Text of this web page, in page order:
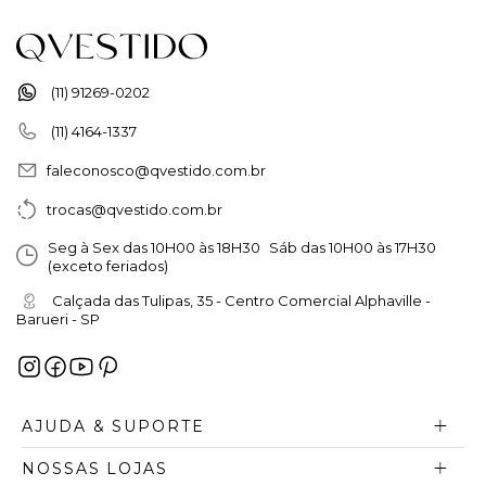
(11) 91269-0202
(11) 4164-1337
faleconosco@qvestido.com.br
trocas@qvestido.com.br
Seg à Sex das 10H00 às 18H30 Sáb das 10H00 às 17H30
(exceto feriados)
Calçada das Tulipas, 35 - Centro Comercial Alphaville -
Barueri - SP
AJUDA & SUPORTE
NOSSAS LOJAS